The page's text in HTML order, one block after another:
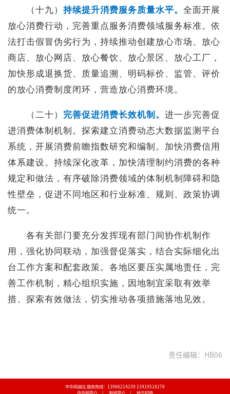
（十九） 持续提升消费服务质量水平。 全面开展
放心消费行动，完善重点服务消费领域服务标准。依
法打击假冒伪劣行为，持续推动创建放心市场、放心
商店、放心网店、放心餐饮、放心景区、放心工厂，
加快形成退换货、质量追溯、明码标价、监管、评价
的放心消费制度闭环，营造放心消费环境。
（二十） 完善促进消费长效机制。 进一步完善促
进消费体制机制。探索建立消费动态大数据监测平台
系统，开展消费前瞻指数研究和编制。加快消费信用
体系建设。持续深化改革，加快清理制约消费的各种
规定和做法，有序破除消费领域的体制机制障碍和隐
性壁垒，促进不同地区和行业标准、规则、政策协调
统一。
各有关部门要充分发挥现有部门间协作机制作
用，强化协同联动，加强督促落实，结合实际细化出
台工作方案和配套政策。各地区要压实属地责任，完
善工作机制，精心组织实施，因地制宜采取有效举
措、探索有效做法，切实推动各项措施落地见效。
责任编辑：HB06
中华网湖北 服务热线：13986214239 13419518278
中华网简介
| 频道简介 | 地方招商